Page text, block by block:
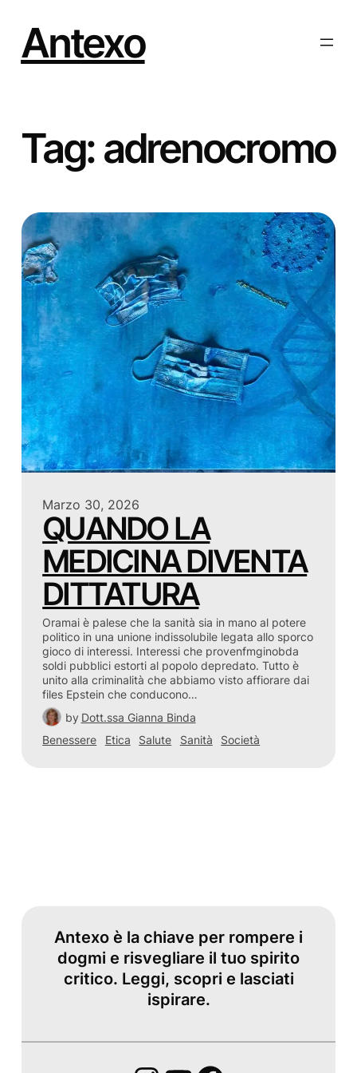
contenuto
Antexo
Tag:adrenocromo
Marzo 30, 2026
QUANDO LA
MEDICINA DIVENTA
DITTATURA
Oramai è palese che la sanità sia in mano al potere
politico in una unione indissolubile legata allo sporco
gioco di interessi. Interessi che provenfmginobda
soldi pubblici estorti al popolo depredato. Tutto è
unito alla criminalità che abbiamo visto affiorare dai
files Epstein che conducono…
by Dott.ssa Gianna Binda
Benessere
Etica Salute Sanità Società
Antexo è la chiave per rompere i
dogmi e risvegliare il tuo spirito
critico. Leggi, scopri e lasciati
ispirare.